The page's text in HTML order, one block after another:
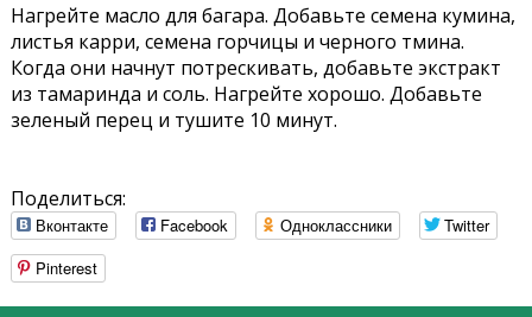
Нагрейте масло для багара. Добавьте семена кумина,
листья карри, семена горчицы и черного тмина.
Когда они начнут потрескивать, добавьте экстракт
из тамаринда и соль. Нагрейте хорошо. Добавьте
зеленый перец и тушите 10 минут.
Поделиться:
Вконтакте Facebook Одноклассники
Twitter
Pinterest